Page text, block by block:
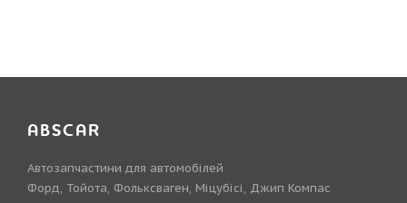
ABSCAR
Автозапчастини для автомобілей
Форд, Тойота, Фольксваген, Міцубісі, Джип Компас